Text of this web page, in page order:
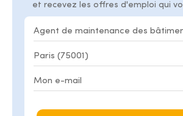
et recevez les offres d'emploi qui